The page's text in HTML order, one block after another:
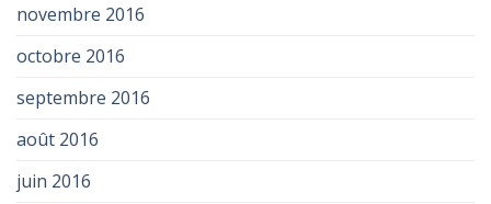
novembre 2016
octobre 2016
septembre 2016
août 2016
juin 2016